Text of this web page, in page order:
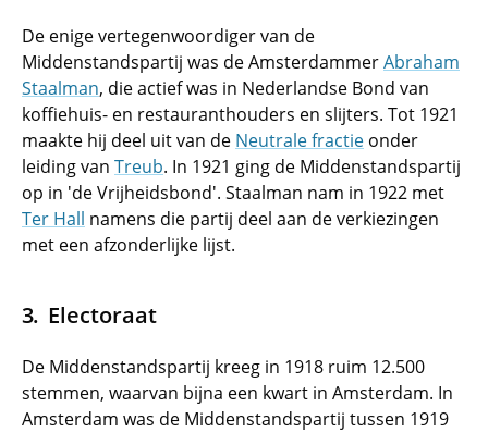
De enige vertegenwoordiger van de
Middenstandspartij was de AmsterdammerAbraham
Staalman, die actief was in Nederlandse Bond van
koffiehuis- en restauranthouders en slijters. Tot 1921
maakte hij deel uit van de Neutrale fractie onder
leiding van Treub. In 1921 ging de Middenstandspartij
op in 'de Vrijheidsbond'. Staalman nam in 1922 met
Ter Hall namens die partij deel aan de verkiezingen
met een afzonderlijke lijst.
Electoraat
De Middenstandspartij kreeg in 1918 ruim 12.500
stemmen, waarvan bijna een kwart in Amsterdam. In
Amsterdam was de Middenstandspartij tussen 1919